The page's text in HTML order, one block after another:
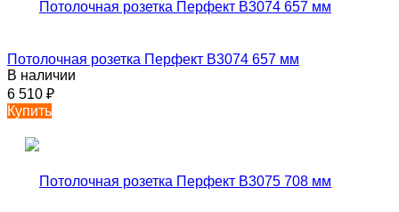
Потолочная розетка Перфект B3074 657 мм
В наличии
6 510 ₽
Купить